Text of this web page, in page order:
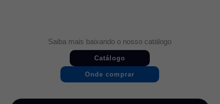
Saiba mais baixando o nosso catálogo
Catálogo
Onde comprar